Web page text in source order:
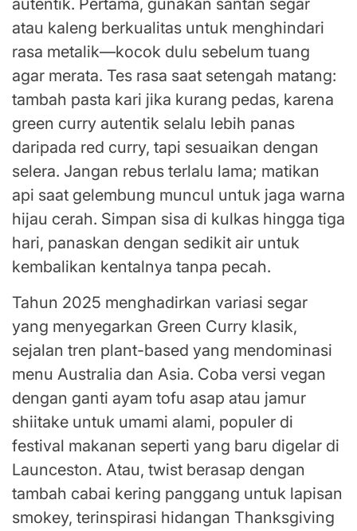
autentik. Pertama, gunakan santan segar
atau kaleng berkualitas untuk menghindari
rasa metalik—kocok dulu sebelum tuang
agar merata. Tes rasa saat setengah matang:
tambah pasta kari jika kurang pedas, karena
green curry autentik selalu lebih panas
daripada red curry, tapi sesuaikan dengan
selera. Jangan rebus terlalu lama; matikan
api saat gelembung muncul untuk jaga warna
hijau cerah. Simpan sisa di kulkas hingga tiga
hari, panaskan dengan sedikit air untuk
kembalikan kentalnya tanpa pecah.
Tahun 2025 menghadirkan variasi segar
yang menyegarkan Green Curry klasik,
sejalan tren plant-based yang mendominasi
menu Australia dan Asia. Coba versi vegan
dengan ganti ayam tofu asap atau jamur
shiitake untuk umami alami, populer di
festival makanan seperti yang baru digelar di
Launceston. Atau, twist berasap dengan
tambah cabai kering panggang untuk lapisan
smokey, terinspirasi hidangan Thanksgiving